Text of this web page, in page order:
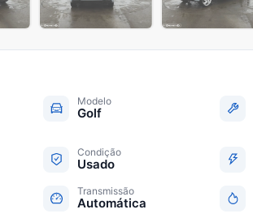
Modelo
Golf
Condição
Usado
Transmissão
Automática